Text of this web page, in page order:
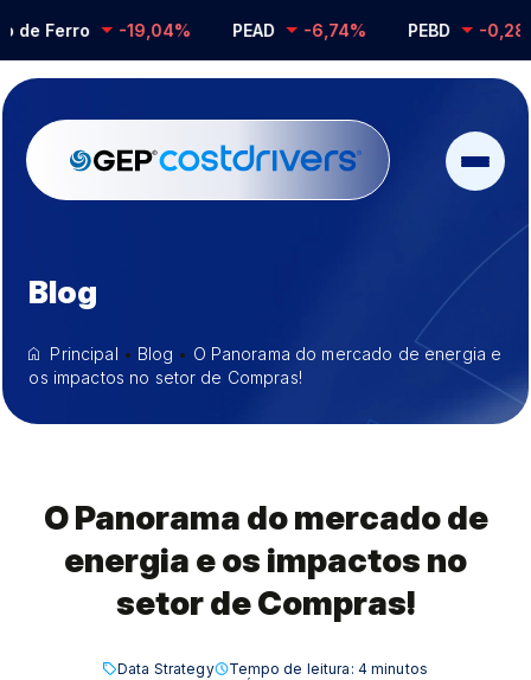
-19,04% PEAD -6,74% PEBD -0,28% PP
Blog
Principal • Blog • O Panorama do mercado de energia e
os impactos no setor de Compras!
O Panorama do mercado de
energia e os impactos no
setor de Compras!
Data Strategy Tempo de leitura: 4 minutos